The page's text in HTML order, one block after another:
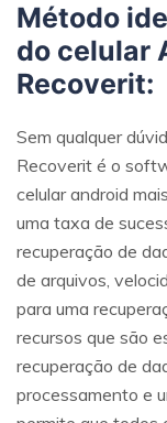
Método
do celular
Recoverit:
Sem qualquer
Recoverit é o
celular android
uma taxa de
recuperação de
de arquivos,
para uma
recursos que são
recuperação de
processamento e